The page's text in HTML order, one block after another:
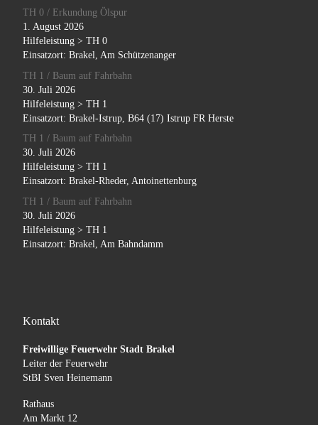
TH 0 / Erkundung Ölspur
1. August 2026
Hilfeleistung > TH 0
Einsatzort: Brakel, Am Schützenanger
TH 1 / Baum auf Fahrbahn
30. Juli 2026
Hilfeleistung > TH 1
Einsatzort: Brakel-Istrup, B64 (17) Istrup FR Herste
TH 1 / Baum auf Fahrbahn
30. Juli 2026
Hilfeleistung > TH 1
Einsatzort: Brakel-Rheder, Antoinettenburg
TH 1 / Baum auf Fahrbahn
30. Juli 2026
Hilfeleistung > TH 1
Einsatzort: Brakel, Am Bahndamm
Kontakt
Freiwillige Feuerwehr Stadt Brakel
Leiter der Feuerwehr
StBI Sven Heinemann
Rathaus
Am Markt 12